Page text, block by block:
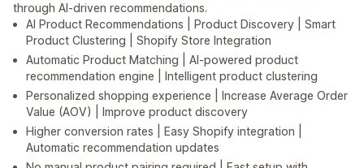
through AI-driven recommendations.
AI Product Recommendations | Product Discovery | Smart
Product Clustering | Shopify Store Integration
Automatic Product Matching | AI-powered product
recommendation engine | Intelligent product clustering
Personalized shopping experience | Increase Average Order
Value (AOV) | Improve product discovery
Higher conversion rates | Easy Shopify integration |
Automatic recommendation updates